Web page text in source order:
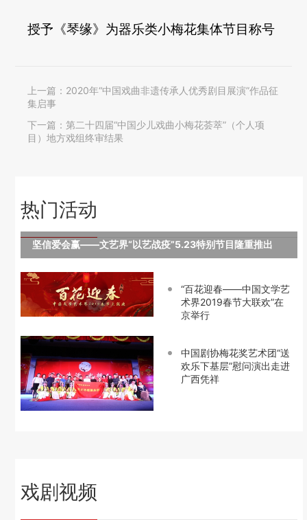
授予《琴缘》为器乐类小梅花集体节目称号
上一篇： 2020年“中国戏曲非遗传承人优秀剧目展演”作品征
集启事
下一篇：第二十四届“中国少儿戏曲小梅花荟萃”（个人项
目）地方戏组终审结果
热门活动
坚信爱会赢——文艺界“以艺战疫”5.23特别节目隆重推出
“百花迎春——中国文学艺
术界2019春节大联欢”在
京举行
中国剧协梅花奖艺术团“送
欢乐下基层”慰问演出走进
广西凭祥
戏剧视频